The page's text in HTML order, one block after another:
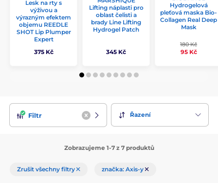
Lesk na rty s
výživou a
výrazným efektem
objemu REEDLE
SHOT Lip Plumper
Expert
375 Kč
Lifting náplasti pro
oblast čelisti a
brady Line Lifting
Hydrogel Patch
345 Kč
Hydrogelová
pleťová maska Bio-
Collagen Real Deep
Mask
180 Kč
95 Kč
Filtr Řazení
Zobrazujeme 1-7 z 7 produktů
Zrušit všechny filtry značka: Axis-y